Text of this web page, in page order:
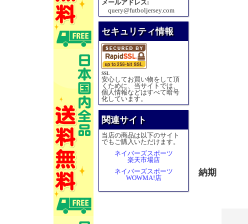
メールアドレス:
query@futboljersey.com
セキュリティ情報
SSL
安心してお買い物をして頂
くために、当サイトでは、
個人情報などはすべて暗号
化しています。
関連サイト
当店の商品は以下のサイト
でもご購入いただけます。
ネイバーズスポーツ
楽天市場店
ネイバーズスポーツ
WOWMA!店
納期